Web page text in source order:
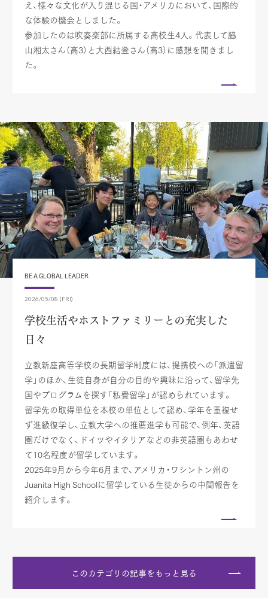
え、様々な文化が入り混じる国・アメリカにおいて、国際的
な体験の機会としました。
参加したのは吹奏楽部に所属する高校生4人。代表して脇
山湘太さん（高3）と大西結登さん（高3）に感想を聞きまし
た。
BE A GLOBAL LEADER
2026/05/08 (FRI)
学校生活やホストファミリーとの充実した
日々
立教新座高等学校の長期留学制度には、提携校への「派遣留
学」のほか、生徒自身が自分の目的や興味に沿って、留学先
国やプログラムを探す「私費留学」が認められています。
留学先の取得単位を本校の単位として認め、学年を重複せ
ず進級復学し、立教大学への推薦進学も可能で、例年、英語
圏だけでなく、ドイツやイタリアなどの非英語圏もあわせ
て10名程度が留学しています。
2025年9月から今年6月まで、アメリカ・ワシントン州の
Juanita High Schoolに留学している生徒からの中間報告を
紹介します。
このカテゴリの記事をもっと見る